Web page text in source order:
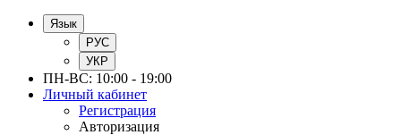
Язык
РУС
УКР
ПН-ВС: 10:00 - 19:00
Личный кабинет
Регистрация
Авторизация